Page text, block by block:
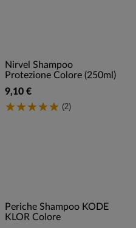
Nirvel Shampoo
Protezione Colore (250ml)
9,10 €
(2)
Periche Shampoo KODE
KLOR Colore